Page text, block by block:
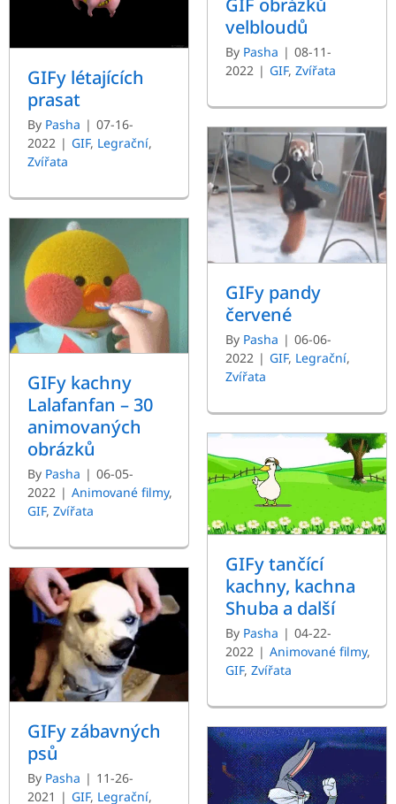
velbloudů
By Pasha | 08-11-
2022 | GIF, Zvířata
GIFy létajících
prasat
By Pasha | 07-16-
2022 | GIF, Legrační,
Zvířata
GIFy pandy
červené
By Pasha | 06-06-
2022 | GIF, Legrační,
Zvířata
GIFy kachny
Lalafanfan – 30
animovaných
obrázků
By Pasha | 06-05-
2022 | Animované filmy,
GIF, Zvířata
GIFy tančící
kachny, kachna
Shuba a další
By Pasha | 04-22-
2022 | Animované filmy,
GIF, Zvířata
GIFy zábavných
psů
By Pasha | 11-26-
2021 | GIF, Legrační,